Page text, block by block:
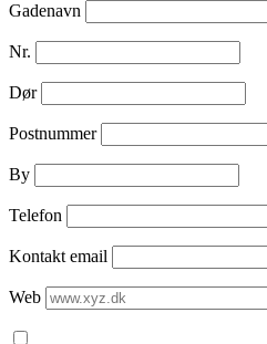
Gadenavn
Nr.
Dør
Postnummer
By
Telefon
Kontakt email
Web